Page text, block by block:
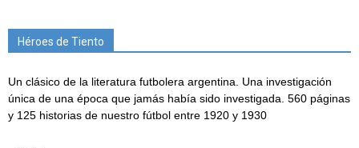
Héroes de Tiento
Un clásico de la literatura futbolera argentina. Una investigación
única de una época que jamás había sido investigada. 560 páginas
y 125 historias de nuestro fútbol entre 1920 y 1930